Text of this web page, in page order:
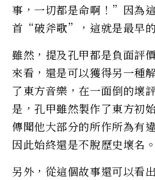
事，一切都是命啊！”因為
首“破斧歌”，這就是最早的
雖然，提及孔甲都是負面評
來看，還是可以獲得另一種
了東方音樂，在一面倒的壞
是，孔甲雖然製作了東方初
傳聞他大部分的所作所為有
因此始終還是不脫歷史壞名。
另外，從這個故事還可以看